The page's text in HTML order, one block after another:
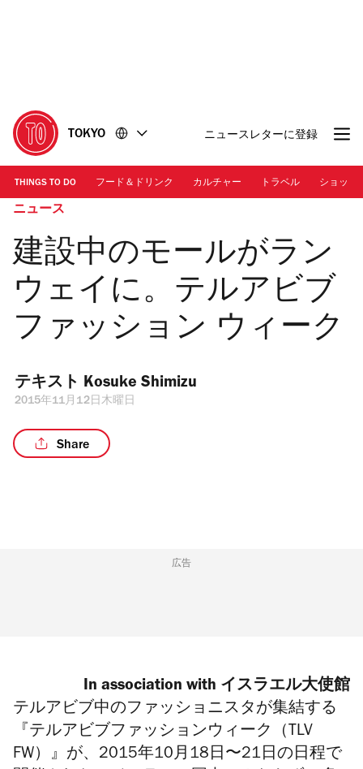
に
移
動
移
動
TOKYO ニュースレターに登録
THINGS TO DO フード＆ドリンク カルチャー トラベル ショッピ
ニュース
建設中のモールがラン
ウェイに。テルアビブ
ファッション ウィーク
テキスト Kosuke Shimizu
2015年11月12日木曜日
Share
広告
In association with イスラエル大使館
テルアビブ中のファッショニスタが集結する
『テルアビブファッションウィーク（TLV
FW）』が、2015年10月18日〜21日の日程で